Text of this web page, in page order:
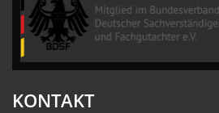
KONTAKT